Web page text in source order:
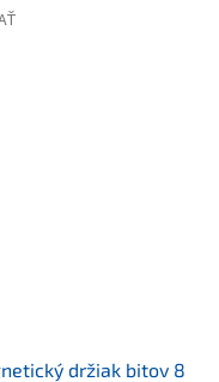
držiak bitov 8